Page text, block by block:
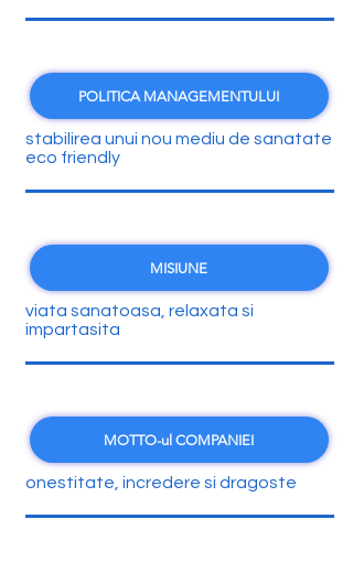
POLITICA MANAGEMENTULUI
stabilirea unui nou mediu de sanatate
eco friendly
MISIUNE
viata sanatoasa, relaxata si
impartasita
MOTTO-ul COMPANIEI
onestitate, incredere si dragoste